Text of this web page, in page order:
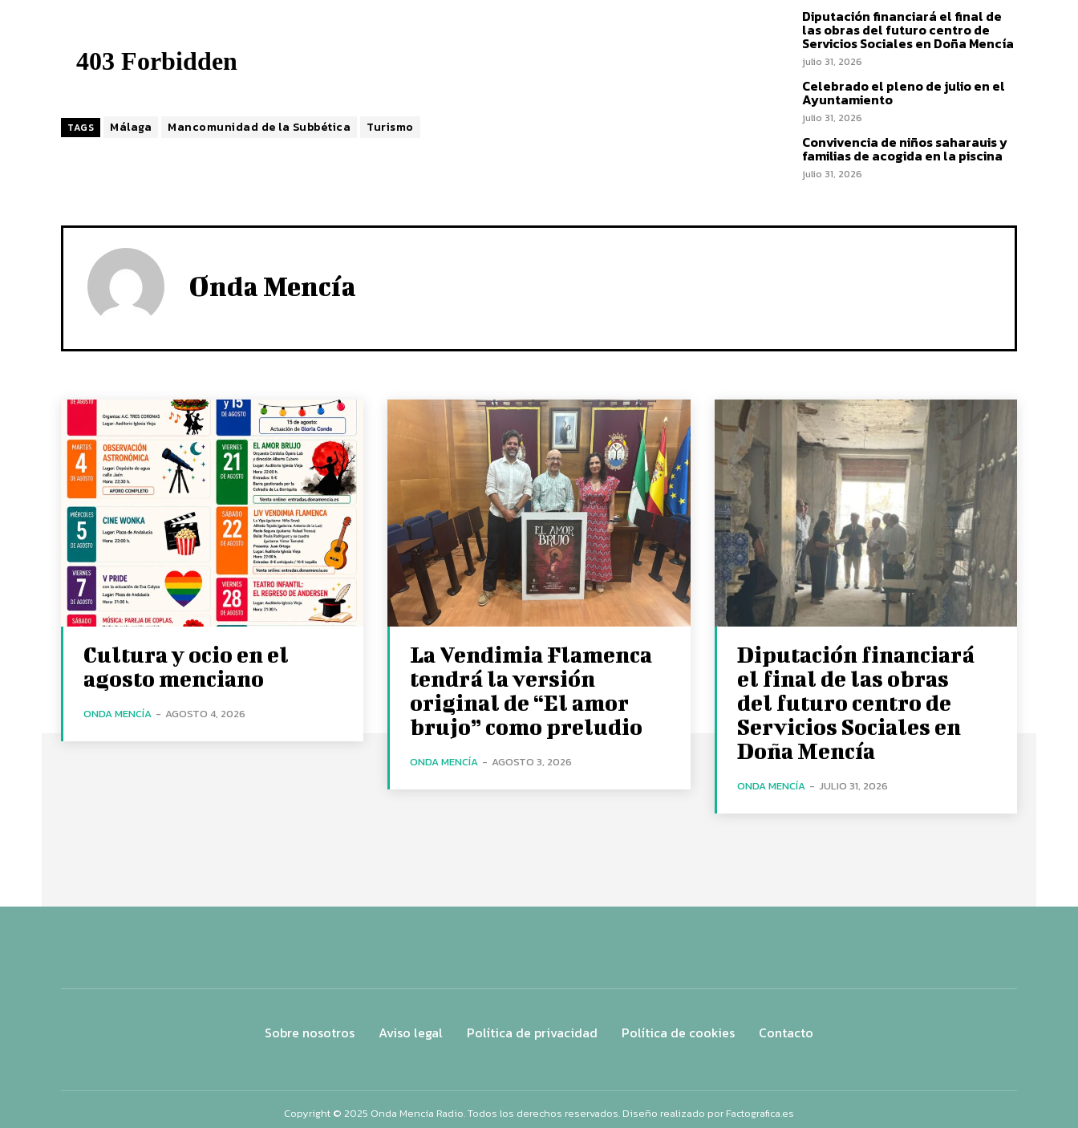
TAGS Málaga Mancomunidad de la Subbética Turismo
Diputación financiará el final de
las obras del futuro centro de
Servicios Sociales en Doña Mencía
julio 31, 2026
Celebrado el pleno de julio en el
Ayuntamiento
julio 31, 2026
Convivencia de niños saharauis y
familias de acogida en la piscina
julio 31, 2026
Onda Mencía
Cultura y ocio en el
agosto menciano
ONDA MENCÍA - AGOSTO 4, 2026
La Vendimia Flamenca
tendrá la versión
original de “El amor
brujo” como preludio
ONDA MENCÍA - AGOSTO 3, 2026
Diputación financiará
el final de las obras
del futuro centro de
Servicios Sociales en
Doña Mencía
ONDA MENCÍA - JULIO 31, 2026
Sobre nosotros Aviso legal Política de privacidad Política de cookies Contacto
Copyright © 2025 Onda Mencía Radio. Todos los derechos reservados. Diseño realizado por Factografica.es